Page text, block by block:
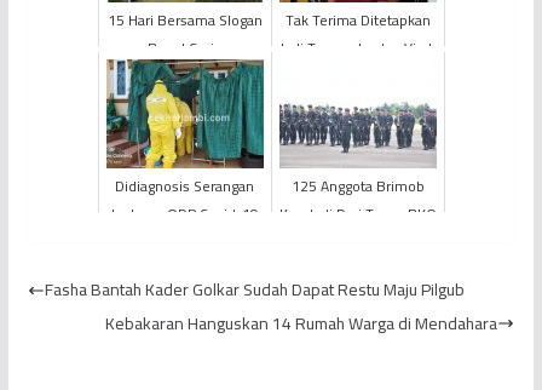
15 Hari Bersama Slogan
Bapel Ceria
Tak Terima Ditetapkan
Jadi Tersangka dan Viral,
Cabul di Jambi Gugat ...
Didiagnosis Serangan
Jantung, ODP Covid-19
125 Anggota Brimob
Kembali Dari Tugas BKO
Fasha Bantah Kader Golkar Sudah Dapat Restu Maju Pilgub
Kebakaran Hanguskan 14 Rumah Warga di Mendahara